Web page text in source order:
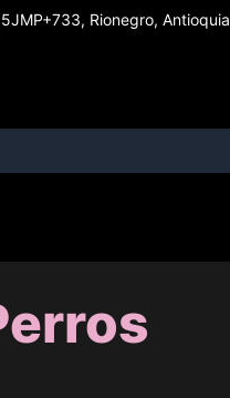
5JMP+733, Rionegro, Antioquia